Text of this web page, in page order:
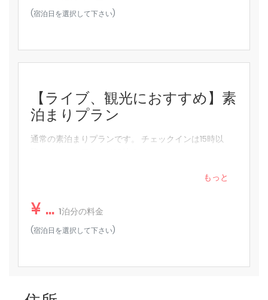
(宿泊日を選択して下さい)
【ライブ、観光におすすめ】素
泊まりプラン
通常の素泊まりプランです。 チェックインは15時以
もっと
¥ ... 1泊分の料金
(宿泊日を選択して下さい)